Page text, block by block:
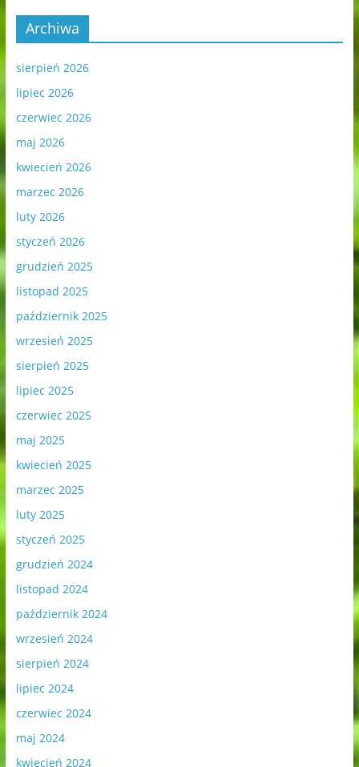
Archiwa
sierpień 2026
lipiec 2026
czerwiec 2026
maj 2026
kwiecień 2026
marzec 2026
luty 2026
styczeń 2026
grudzień 2025
listopad 2025
październik 2025
wrzesień 2025
sierpień 2025
lipiec 2025
czerwiec 2025
maj 2025
kwiecień 2025
marzec 2025
luty 2025
styczeń 2025
grudzień 2024
listopad 2024
październik 2024
wrzesień 2024
sierpień 2024
lipiec 2024
czerwiec 2024
maj 2024
kwiecień 2024